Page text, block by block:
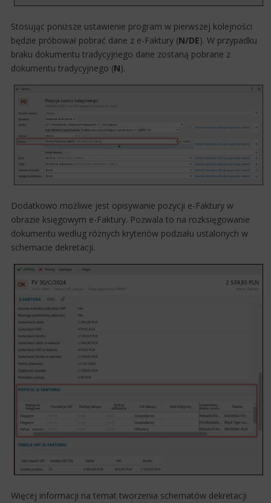
Stosując poniższe ustawienie program w pierwszej kolejności
będzie próbował pobrać dane z e-Faktury (N/DE). W przypadku
braku dokumentu tradycyjnego dane zostaną pobrane z
dokumentu tradycyjnego (N).
Dodatkowo możliwe jest opisywanie pozycji e-Faktury w
obrazie księgowym e-Faktury. Pozwala to na rozksięgowanie
dokumentu według różnych kryteriów podziału ustalonych w
schemacie dekretacji.
Więcej informacji na temat tworzenia schematów dekretacji